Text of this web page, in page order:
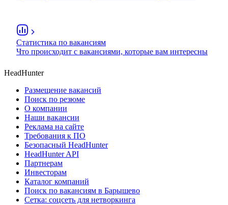
Статистика по вакансиям
Что происходит с вакансиями, которые вам интересны
HeadHunter
Размещение вакансий
Поиск по резюме
О компании
Наши вакансии
Реклама на сайте
Требования к ПО
Безопасный HeadHunter
HeadHunter API
Партнерам
Инвесторам
Каталог компаний
Поиск по вакансиям в Барышево
Сетка: соцсеть для нетворкинга